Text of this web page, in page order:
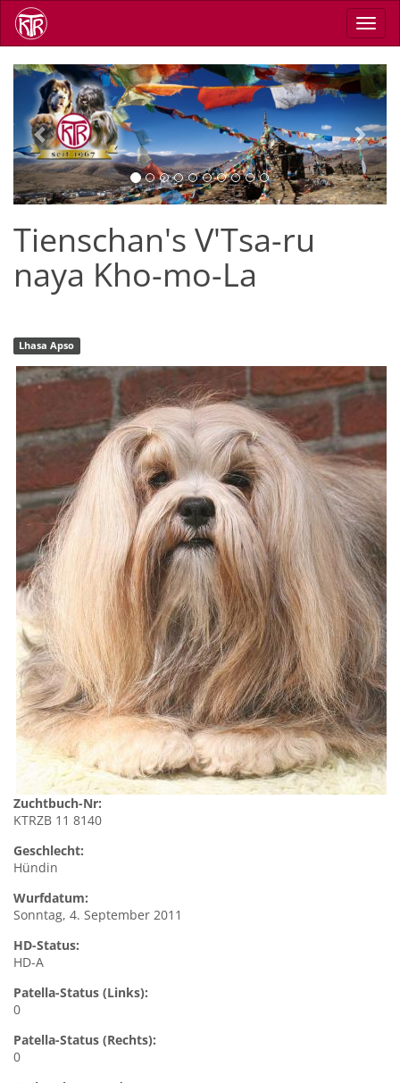
Direkt
zum
Inhalt
Previous Next
Tienschan's V'Tsa-ru
naya Kho-mo-La
Lhasa Apso
Zuchtbuch-Nr:
KTRZB 11 8140
Geschlecht:
Hündin
Wurfdatum:
Sonntag, 4. September 2011
HD-Status:
HD-A
Patella-Status (Links):
0
Patella-Status (Rechts):
0